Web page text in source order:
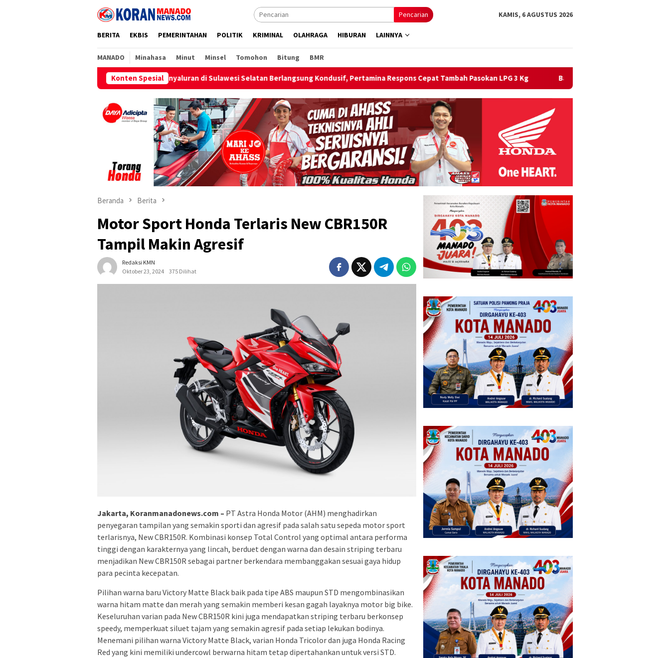
Pencarian KAMIS, 6 AGUSTUS 2026
BERITA EKBIS PEMERINTAHAN POLITIK KRIMINAL OLAHRAGA HIBURAN LAINNYA
MANADO Minahasa Minut Minsel Tomohon Bitung BMR
Konten Spesial
Penyaluran di Sulawesi Selatan Berlangsung Kondusif, Pertamina Respons Cepat Tambah Pasokan LPG 3 Kg Bagi Bendera Merah Putih Semarakkan HUT
Beranda Berita
Motor Sport Honda Terlaris New CBR150R
Tampil Makin Agresif
Redaksi KMN
Oktober 23, 2024
375 Dilihat
Jakarta, Koranmanadonews.com – PT Astra Honda Motor (AHM) menghadirkan
penyegaran tampilan yang semakin sporti dan agresif pada salah satu sepeda motor sport
terlarisnya, New CBR150R. Kombinasi konsep Total Control yang optimal antara performa
tinggi dengan karakternya yang lincah, berduet dengan warna dan desain striping terbaru
menjadikan New CBR150R sebagai partner berkendara membanggakan sesuai gaya hidup
para pecinta kecepatan.
Pilihan warna baru Victory Matte Black baik pada tipe ABS maupun STD mengombinasikan
warna hitam matte dan merah yang semakin memberi kesan gagah layaknya motor big bike.
Keseluruhan varian pada New CBR150R kini juga mendapatkan striping terbaru berkonsep
speedy, memperkuat siluet tajam yang semakin agresif pada setiap lekukan bodinya.
Menemani pilihan warna Victory Matte Black, varian Honda Tricolor dan juga Honda Racing
Red yang kini memiliki undercowl berwarna hitam tetap dipertahankan untuk versi STD.